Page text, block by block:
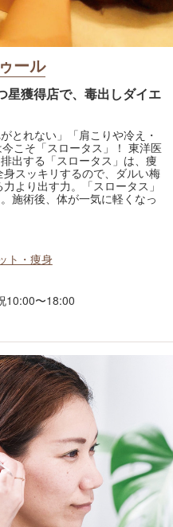
ール
星獲得店で、毒出しダイエ
とれない」「肩こりや冷え・
こそ「スロータス」！ 東洋医
出する「スロータス」は、痩
スッキリするので、ダルい梅
より出す力。「スロータス」
施術後、体が一気に軽くなっ
ト・痩身
10:00〜18:00